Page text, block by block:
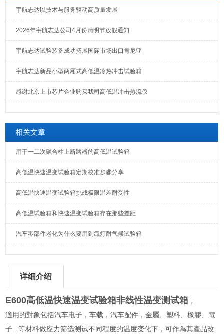
宇航志达以技术与服务驱动高质量发展
2026年宇航志达公司4月份清明节放假通知
宇航志达试验装备成功拓展国际市场出口肯尼亚
宇航志达新品小型两厢式高低温冷热冲击试验箱
感谢北京上市芯片企业购买我司高低温冲击热流仪
相关文章
用于一二次融合柱上断路器的高低温试验箱
高低温快速温变试验箱定期校准步骤分享
高低温快速温变试验箱挑战极限温差耐受性
高低温试验箱和快速温变试验箱存在那些差距
汽车零部件老化为什么要用到氙灯耐气候试验箱
详细介绍
E600高低温快速温变试验箱非线性温变测试箱 ，
適用的對象包括汽车电子，车载，汽车配件，金屬、塑料、橡膠、電
子...等材料做应力筛选测试不同程度的温度变化下，可作為其產品改